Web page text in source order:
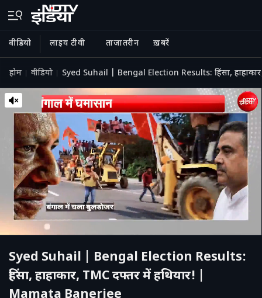
वीडियो लाइव टीवी ताज़ातरीन ख़बरें
होम वीडियो Syed Suhail | Bengal Election Results: हिंसा,
Syed Suhail | Bengal Election Results:
हिंसा, हाहाकार, TMC दफ्तर में हथियार! |